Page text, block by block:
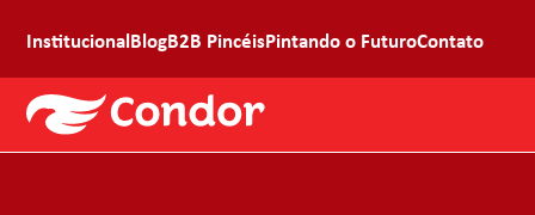
Institucional BlogB2B PincéisPintando o FuturoContato